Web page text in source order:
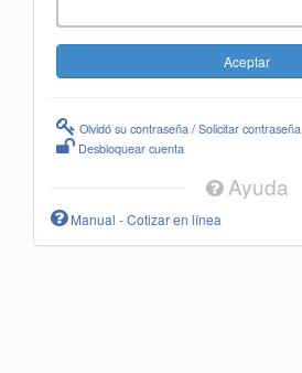
Olvidó su contraseña / Solicitar contraseña
Desbloquear cuenta
Ayuda
Manual - Cotizar en línea